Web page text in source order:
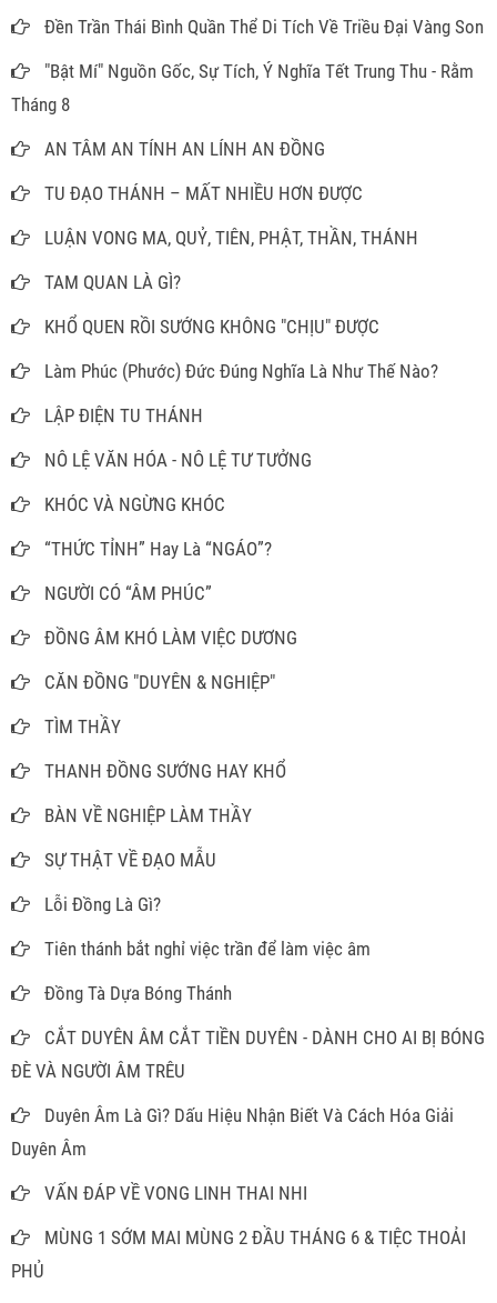
Đền Trần Thái Bình Quần Thể Di Tích Về Triều Đại Vàng Son
"Bật Mí" Nguồn Gốc, Sự Tích, Ý Nghĩa Tết Trung Thu - Rằm
Tháng 8
AN TÂM AN TÍNH AN LÍNH AN ĐỒNG
TU ĐẠO THÁNH – MẤT NHIỀU HƠN ĐƯỢC
LUẬN VONG MA, QUỶ, TIÊN, PHẬT, THẦN, THÁNH
TAM QUAN LÀ GÌ?
KHỔ QUEN RỒI SƯỚNG KHÔNG "CHỊU" ĐƯỢC
Làm Phúc (Phước) Đức Đúng Nghĩa Là Như Thế Nào?
LẬP ĐIỆN TU THÁNH
NÔ LỆ VĂN HÓA - NÔ LỆ TƯ TƯỞNG
KHÓC VÀ NGỪNG KHÓC
“THỨC TỈNH” Hay Là “NGÁO”?
NGƯỜI CÓ “ÂM PHÚC”
ĐỒNG ÂM KHÓ LÀM VIỆC DƯƠNG
CĂN ĐỒNG "DUYÊN & NGHIỆP"
TÌM THẦY
THANH ĐỒNG SƯỚNG HAY KHỔ
BÀN VỀ NGHIỆP LÀM THẦY
SỰ THẬT VỀ ĐẠO MẪU
Lỗi Đồng Là Gì?
Tiên thánh bắt nghỉ việc trần để làm việc âm
Đồng Tà Dựa Bóng Thánh
CẮT DUYÊN ÂM CẮT TIỀN DUYÊN - DÀNH CHO AI BỊ BÓNG
ĐÈ VÀ NGƯỜI ÂM TRÊU
Duyên Âm Là Gì? Dấu Hiệu Nhận Biết Và Cách Hóa Giải
Duyên Âm
VẤN ĐÁP VỀ VONG LINH THAI NHI
MÙNG 1 SỚM MAI MÙNG 2 ĐẦU THÁNG 6 & TIỆC THOẢI
PHỦ